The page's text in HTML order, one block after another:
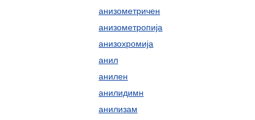
анизометричен
анизометропија
анизохромија
анил
анилен
анилидимн
анилизам